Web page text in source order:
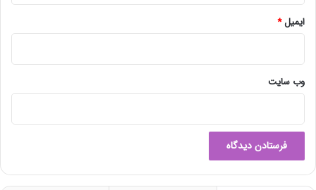
ایمیل*
وب‌ سایت